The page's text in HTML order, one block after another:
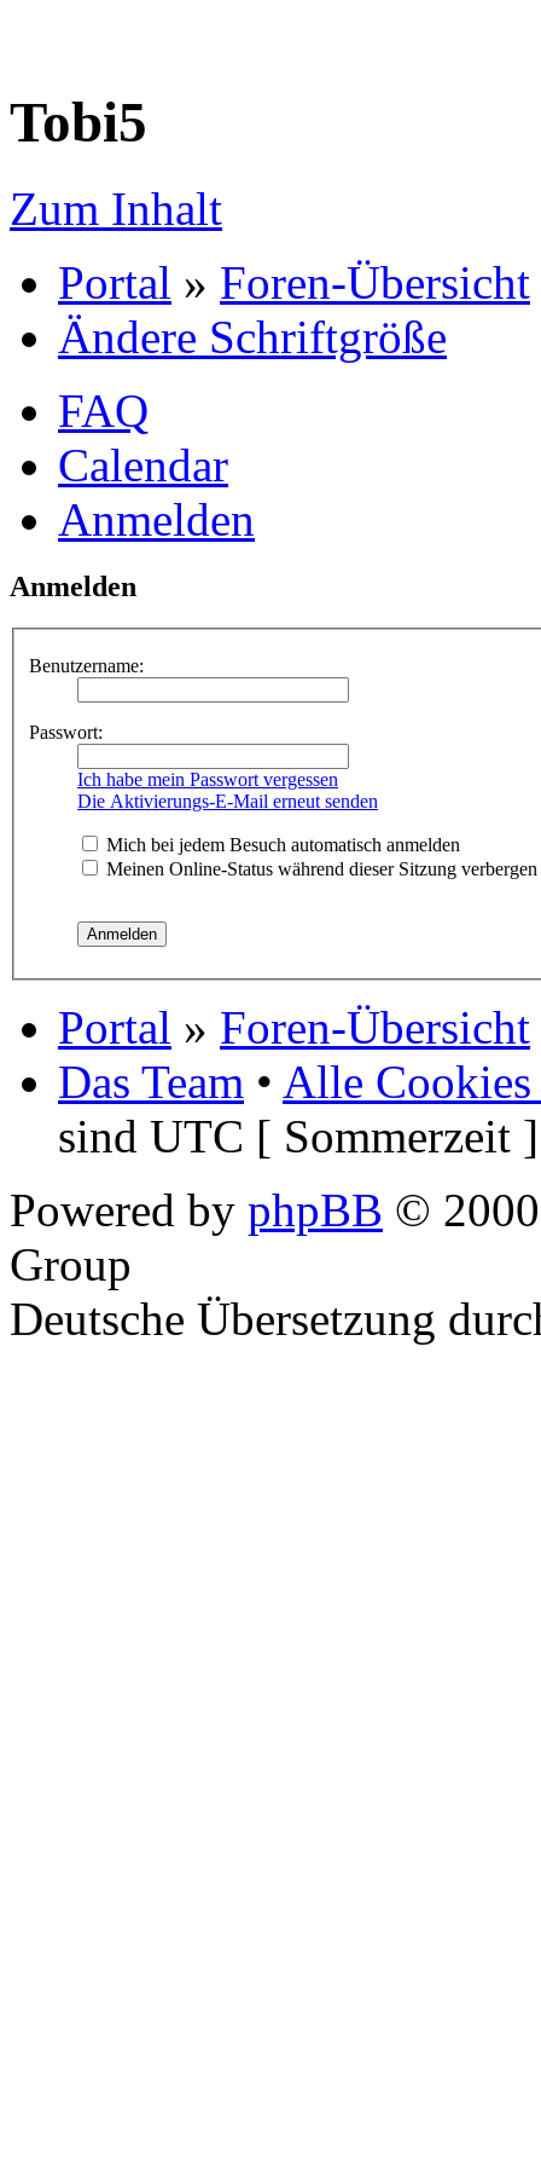
Tobi5
Zum Inhalt
Portal » Foren-Übersicht
Ändere Schriftgröße
FAQ
Calendar
Anmelden
Anmelden
Benutzername:
Passwort:
Ich habe mein Passwort vergessen
Die Aktivierungs-E-Mail erneut senden
Mich bei jedem Besuch automatisch anmelden
Meinen Online-Status während dieser Sitzung verbergen
Portal » Foren-Übersicht
Das Team • Alle Cookies
sind UTC [ Sommerzeit ]
Powered by phpBB ©
Group
Deutsche Übersetzung